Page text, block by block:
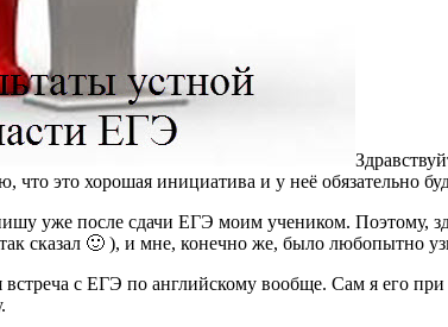
это хорошая инициатива и у неё обязательно
уже после сдачи ЕГЭ моим учеником. Поэтому,
сказал 🙂 ), и мне, конечно же, было любопытно
встреча с ЕГЭ по английскому вообще. Сам я его